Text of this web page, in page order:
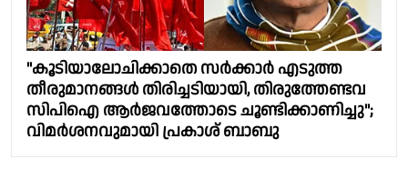
"കൂടിയാലോചിക്കാതെ സര്‍ക്കാര്‍ എടുത്ത
തീരുമാനങ്ങള്‍ തിരിച്ചടിയായി, തിരുത്തേണ്ടവ
സിപിഐ ആര്‍ജവത്തോടെ ചൂണ്ടിക്കാണിച്ചു";
വിമര്‍ശനവുമായി പ്രകാശ് ബാബു